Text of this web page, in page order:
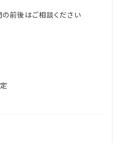
前後はご相談ください